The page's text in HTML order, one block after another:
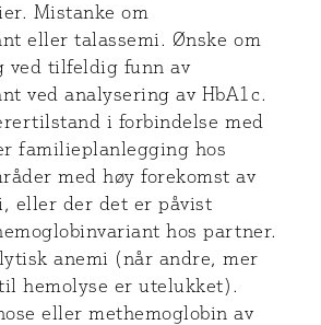
Mistanke om
eller talassemi. Ønske om
ved tilfeldig funn av
ved analysering av HbA1c.
i forbindelse med
familieplanlegging hos
med høy forekomst av
eller der det er påvist
hos partner.
anemi (når andre, mer
hemolyse er utelukket).
eller methemoglobin av